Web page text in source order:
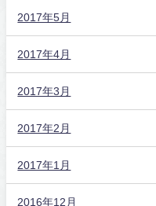
2017年5月
2017年4月
2017年3月
2017年2月
2017年1月
2016年12月